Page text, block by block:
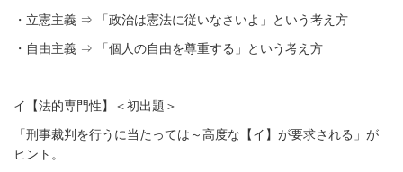
・立憲主義 ⇒ 「政治は憲法に従いなさいよ」という考え方
・自由主義 ⇒ 「個人の自由を尊重する」という考え方
イ【法的専門性】＜初出題＞
「刑事裁判を行うに当たっては～高度な【イ】が要求される」が
ヒント。